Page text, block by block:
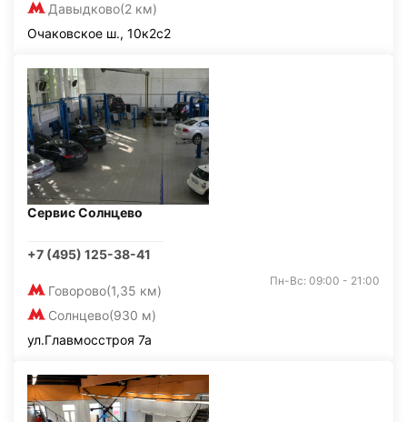
Давыдково(2 км)
Очаковское ш., 10к2с2
Сервис Солнцево
+7 (495) 125-38-41
Говорово(1,35 км)
Солнцево(930 м)
Пн-Вс: 09:00 - 21:00
ул.Главмосстроя 7а